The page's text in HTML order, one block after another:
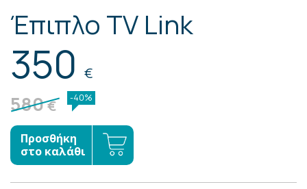
Έπιπλο TV Link
350 €
580€ -40%
Προσθήκη
στο καλάθι